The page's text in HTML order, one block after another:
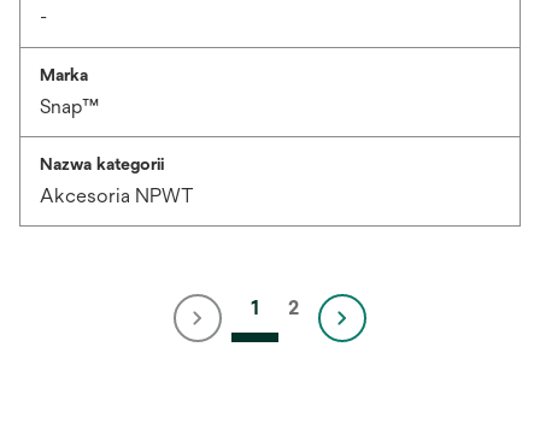
-
Marka
Snap™
Nazwa kategorii
Akcesoria NPWT
1 2